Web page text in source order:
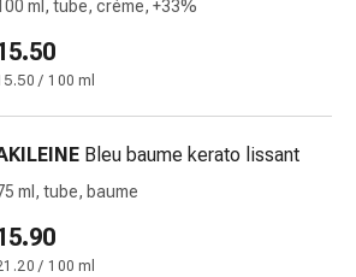
ml, tube, crème, +33%
/ 100 ml
Bleu baume kerato lissant
ml, tube, baume
/ 100 ml